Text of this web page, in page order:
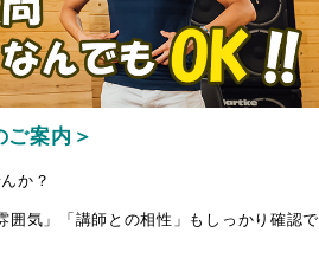
ご案内＞
か？
気」「講師との相性」もしっかり確認で